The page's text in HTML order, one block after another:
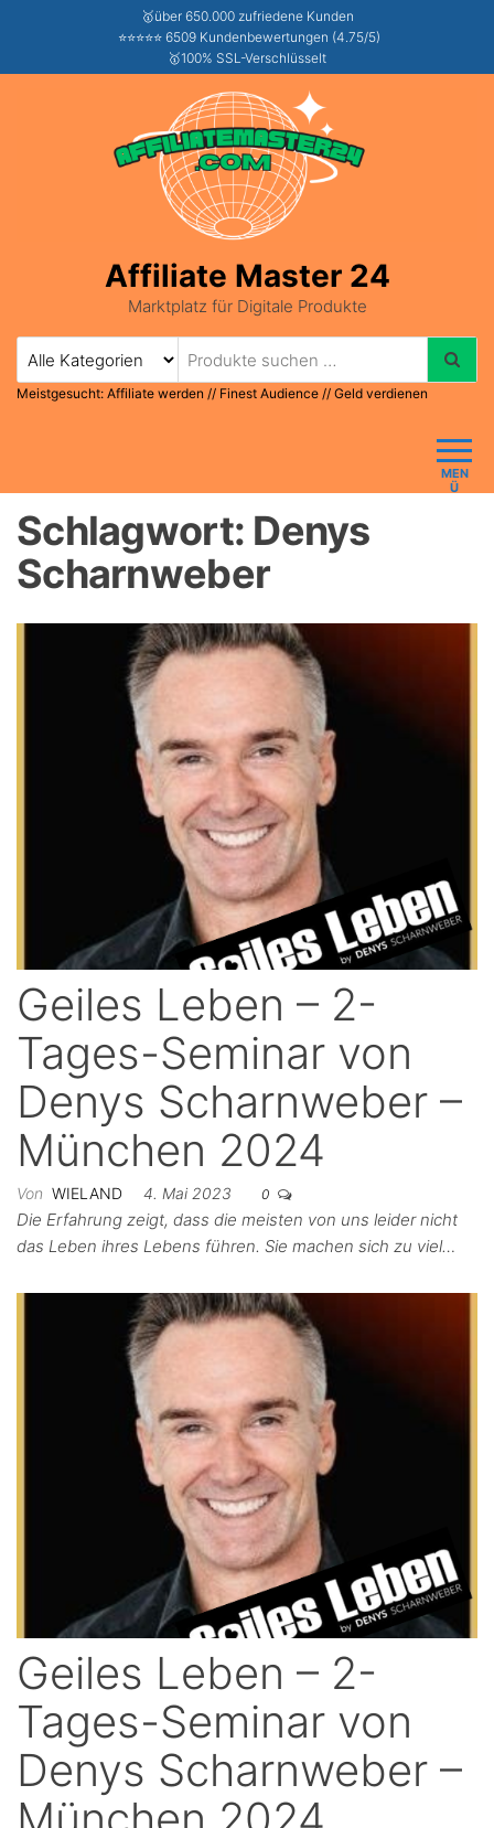
🥇über 650.000 zufriedene Kunden
⭐⭐⭐⭐⭐ 6509 Kundenbewertungen (4.75/5)
🥇100% SSL-Verschlüsselt
Affiliate Master 24
Marktplatz für Digitale Produkte
Meistgesucht: Affiliate werden // Finest Audience // Geld verdienen
MEN
Ü
Schlagwort: Denys
Scharnweber
Geiles Leben – 2-
Tages-Seminar von
Denys Scharnweber –
München 2024
Von WIELAND 4. Mai 2023 0
Die Erfahrung zeigt, dass die meisten von uns leider nicht
das Leben ihres Lebens führen. Sie machen sich zu viel…
Geiles Leben – 2-
Tages-Seminar von
Denys Scharnweber –